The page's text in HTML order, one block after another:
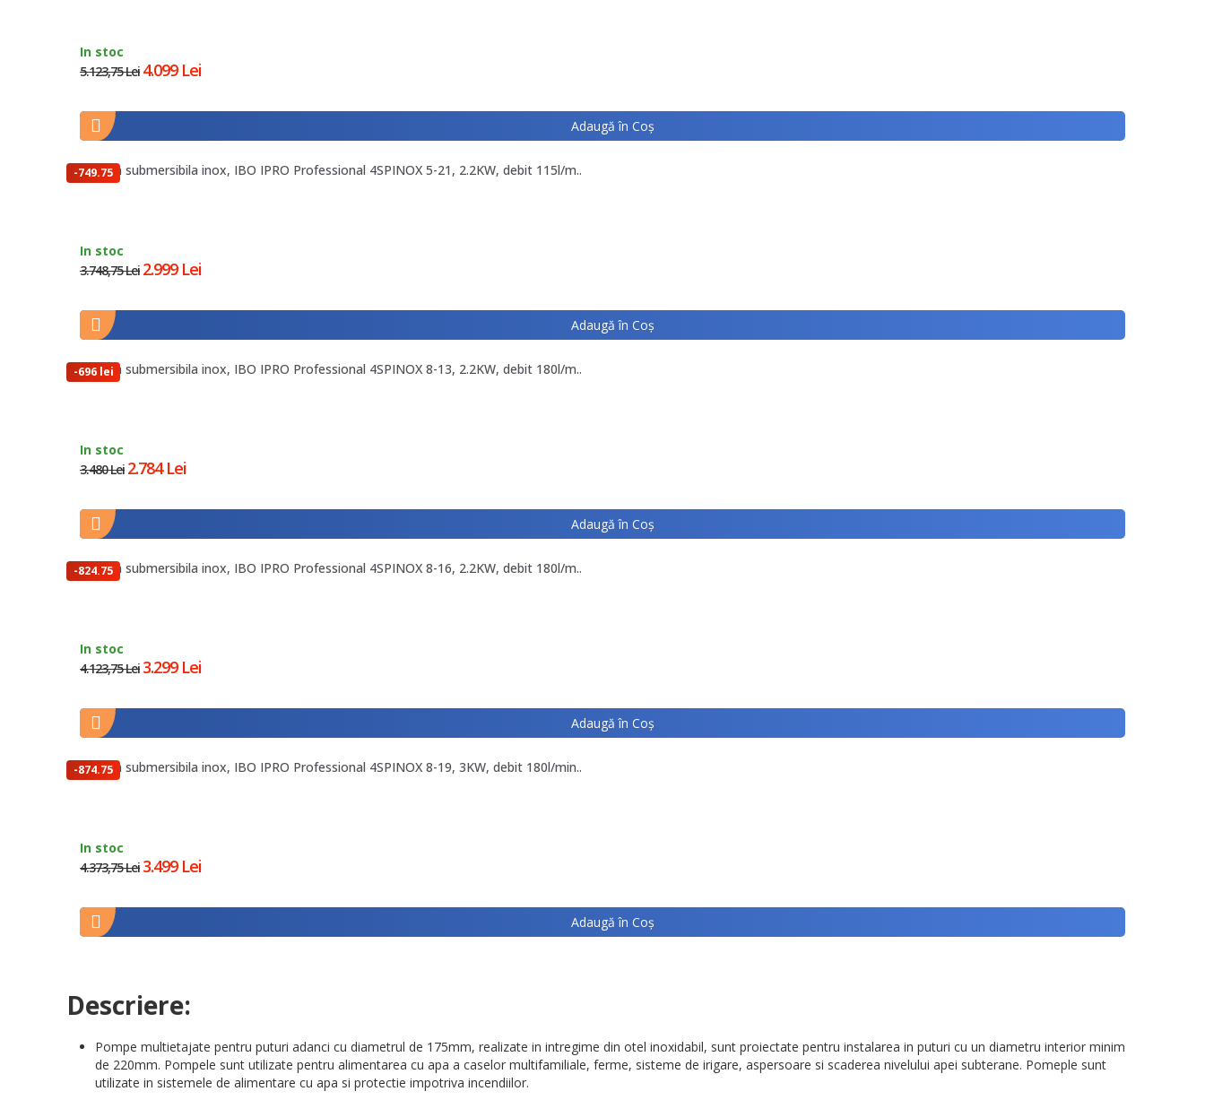
In stoc
5.123,75 Lei 4.099 Lei
Adaugă în Coş
-749.75
Pompa submersibila inox, IBO IPRO Professional 4SPINOX 5-21, 2.2KW, debit 115l/m..
In stoc
3.748,75 Lei 2.999 Lei
Adaugă în Coş
-696 lei
Pompa submersibila inox, IBO IPRO Professional 4SPINOX 8-13, 2.2KW, debit 180l/m..
In stoc
3.480 Lei 2.784 Lei
Adaugă în Coş
-824.75
Pompa submersibila inox, IBO IPRO Professional 4SPINOX 8-16, 2.2KW, debit 180l/m..
In stoc
4.123,75 Lei 3.299 Lei
Adaugă în Coş
-874.75
Pompa submersibila inox, IBO IPRO Professional 4SPINOX 8-19, 3KW, debit 180l/min..
In stoc
4.373,75 Lei 3.499 Lei
Adaugă în Coş
Descriere:
Pompe multietajate pentru puturi adanci cu diametrul de 175mm, realizate in intregime din otel inoxidabil, sunt proiectate pentru instalarea in puturi cu un diametru interior minim
de 220mm. Pompele sunt utilizate pentru alimentarea cu apa a caselor multifamiliale, ferme, sisteme de irigare, aspersoare si scaderea nivelului apei subterane. Pomeple sunt
utilizate in sistemele de alimentare cu apa si protectie impotriva incendiilor.